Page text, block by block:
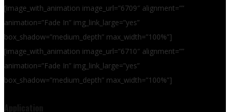
[image_with_animation image_url=”6709″ alignment=””
animation=”Fade In” img_link_large=”yes”
box_shadow=”medium_depth” max_width=”100%”]
[image_with_animation image_url=”6710″ alignment=””
animation=”Fade In” img_link_large=”yes”
box_shadow=”medium_depth” max_width=”100%”]